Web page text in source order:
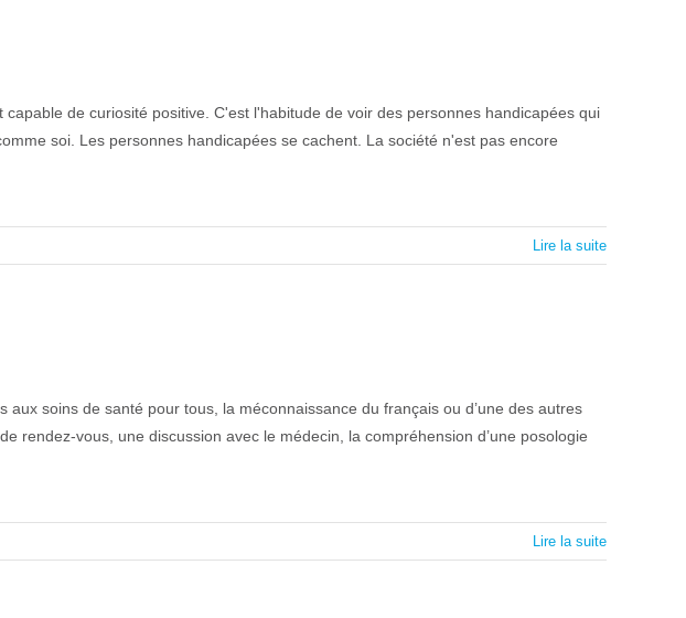
de curiosité positive. C'est l'habitude de voir des personnes handicapées qui
soi. Les personnes handicapées se cachent. La société n'est pas encore
Lire la suite
soins de santé pour tous, la méconnaissance du français ou d’une des autres
rendez-vous, une discussion avec le médecin, la compréhension d’une posologie
Lire la suite